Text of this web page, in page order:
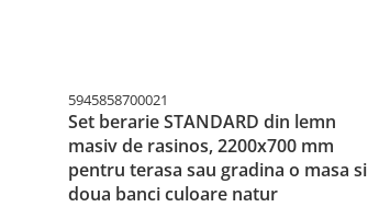
5945858700021
Set berarie STANDARD din lemn
masiv de rasinos, 2200x700 mm
pentru terasa sau gradina o masa si
doua banci culoare natur